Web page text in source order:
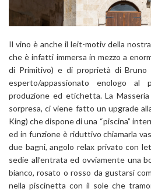
Il vino è anche il leit-motiv della
che è infatti immersa in mezzo a
di Primitivo) e di proprietà di Bruno
esperto/appassionato enologo
produzione ed etichetta. La
sorpresa, ci viene fatto un upgrade
King) che dispone di una “piscina”
ed in funzione è riduttivo chiamarla
due bagni, angolo relax privato con
sedie all’entrata ed ovviamente una
bianco, rosato o rosso da gustarsi
nella piscinetta con il sole che